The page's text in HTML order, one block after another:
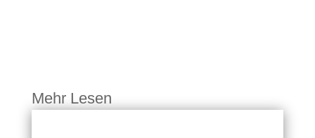
Mehr Lesen